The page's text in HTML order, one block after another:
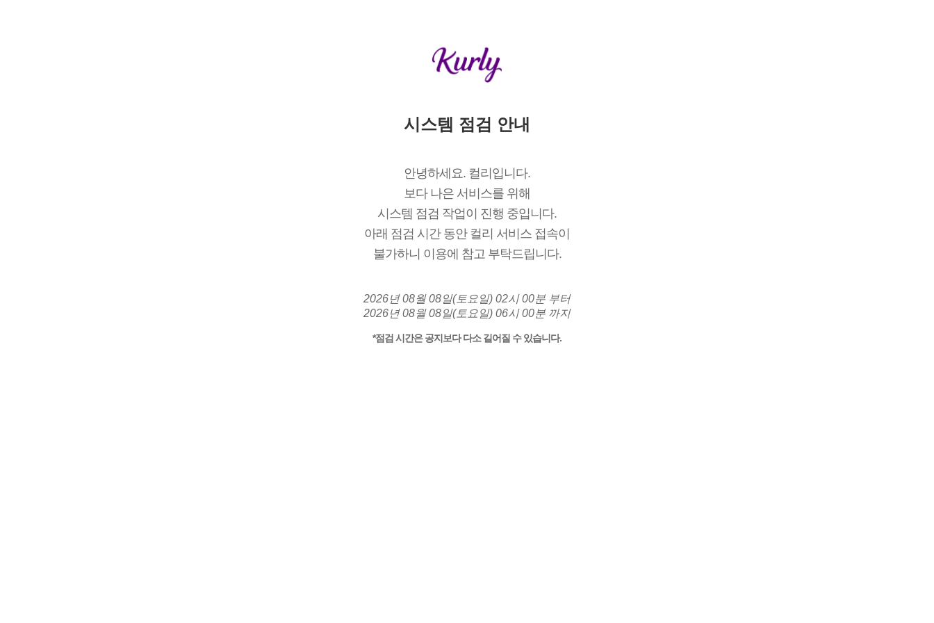
시스템 점검 안내
안녕하세요. 컬리입니다.
보다 나은 서비스를 위해
시스템 점검 작업이 진행 중입니다.
아래 점검 시간 동안 컬리 서비스 접속이
불가하니 이용에 참고 부탁드립니다.
2026년 08월 08일(토요일) 02시 00분 부터
2026년 08월 08일(토요일) 06시 00분 까지
*점검 시간은 공지보다 다소 길어질 수 있습니다.